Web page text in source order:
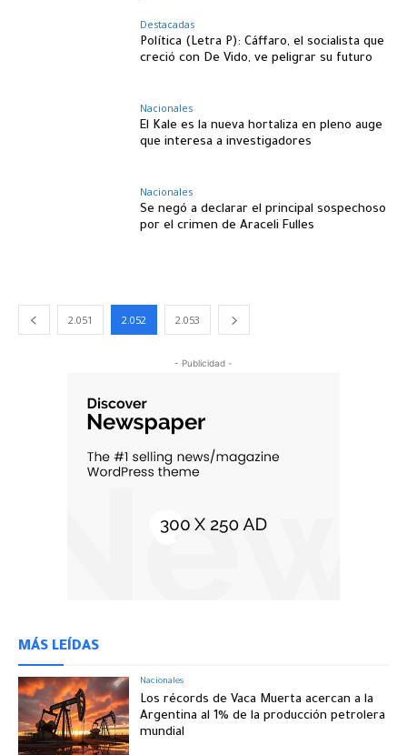
Destacadas
Política (Letra P): Cáffaro, el socialista que
creció con De Vido, ve peligrar su futuro
Nacionales
El Kale es la nueva hortaliza en pleno auge
que interesa a investigadores
Nacionales
Se negó a declarar el principal sospechoso
por el crimen de Araceli Fulles
2.051 2.052 2.053
- Publicidad -
MÁS LEÍDAS
Nacionales
Los récords de Vaca Muerta acercan a la
Argentina al 1% de la producción petrolera
mundial